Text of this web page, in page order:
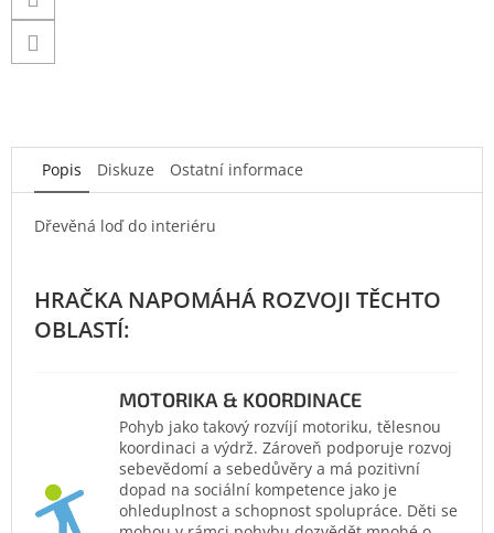
Popis Diskuze Ostatní informace
Dřevěná loď do interiéru
MOTORIKA & KOORDINACE
Pohyb jako takový rozvíjí motoriku, tělesnou
koordinaci a výdrž. Zároveň podporuje rozvoj
sebevědomí a sebedůvěry a má pozitivní
dopad na sociální kompetence jako je
ohleduplnost a schopnost spolupráce. Děti se